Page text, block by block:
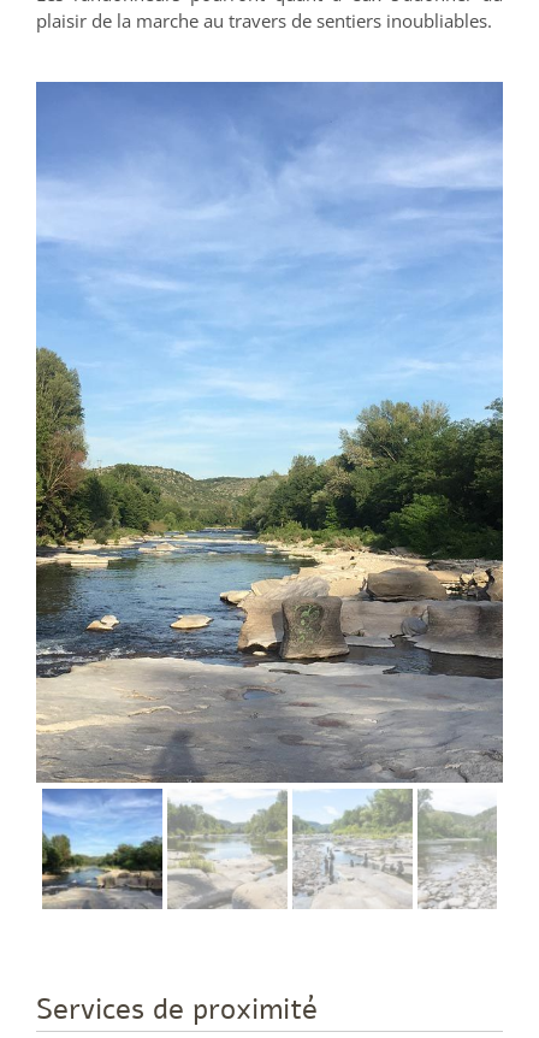
plaisir de la marche au travers de sentiers inoubliables.
Services de proximité